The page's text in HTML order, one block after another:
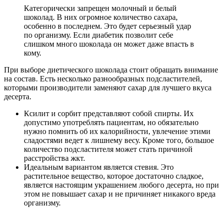
Категорически запрещен молочный и белый
шоколад. В них огромное количество сахара,
особенно в последнем. Это будет серьезный удар
по организму. Если диабетик позволит себе
слишком много шоколада он может даже впасть в
кому.
При выборе диетического шоколада стоит обращать внимание
на состав. Есть несколько разнообразных подсластителей,
которыми производители заменяют сахар для лучшего вкуса
десерта.
Ксилит и сорбит представляют собой спирты. Их
допустимо употреблять пациентам, но обязательно
нужно помнить об их калорийности, увлечение этими
сладостями ведет к лишнему весу. Кроме того, большое
количество подсластителя может стать причиной
расстройства жкт.
Идеальным вариантом является стевия. Это
растительное вещество, которое достаточно сладкое,
является настоящим украшением любого десерта, но при
этом не повышает сахар и не причиняет никакого вреда
организму.